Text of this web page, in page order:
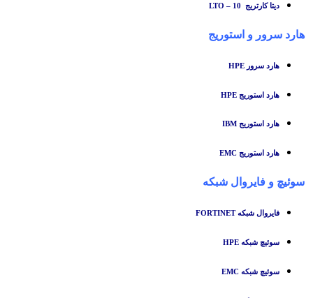
دیتا کارتریج LTO – 10
هارد سرور و استوریج
هارد سرور HPE
هارد استوریج HPE
هارد استوریج IBM
هارد استوریج EMC
سوئیچ و فایروال شبکه
فایروال شبکه FORTINET
سوئیچ شبکه HPE
سوئیچ شبکه EMC